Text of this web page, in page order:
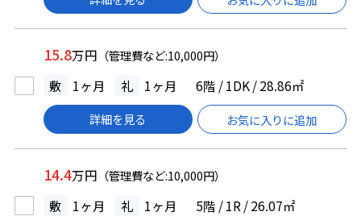
15.8万円 （管理費など:10,000円）
敷 1ヶ月 礼 1ヶ月 6階 / 1DK / 28.86㎡
詳細を見る お気に入りに追加
14.4万円 （管理費など:10,000円）
敷 1ヶ月 礼 1ヶ月 5階 / 1R / 26.07㎡